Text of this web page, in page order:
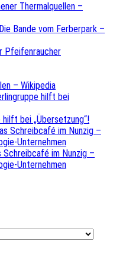
Thermalquellen –
Bande vom Ferberpark –
Pfeifenraucher
– Wikipedia
hilft bei
bei „Übersetzung“!
Schreibcafé im Nunzig –
Unternehmen
Schreibcafé im Nunzig –
Unternehmen